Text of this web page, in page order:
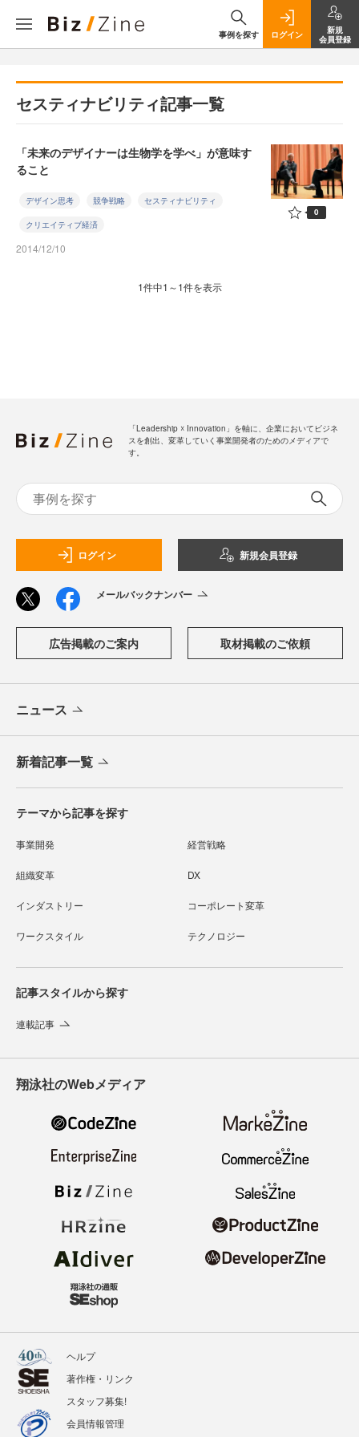
事例を探す ログイン
新規
会員登録
セスティナビリティ記事一覧
「未来のデザイナーは生物学を学べ」が意味す
ること
デザイン思考 競争戦略 セスティナビリティ
クリエイティブ経済
2014/12/10
0
1件中1～1件を表示
「Leadership ☓ Innovation」を軸に、企業においてビジネ
スを創出、変革していく事業開発者のためのメディアで
す。
ログイン 新規会員登録
メールバックナンバー
広告掲載のご案内 取材掲載のご依頼
ニュース
新着記事一覧
テーマから記事を探す
事業開発 経営戦略
組織変革 DX
インダストリー コーポレート変革
ワークスタイル テクノロジー
記事スタイルから探す
連載記事
翔泳社のWebメディア
ヘルプ
著作権・リンク
スタッフ募集!
会員情報管理